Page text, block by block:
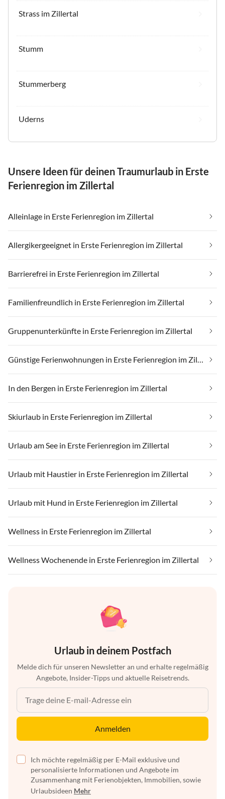
Strass im Zillertal
Stumm
Stummerberg
Uderns
Unsere Ideen für deinen Traumurlaub in Erste
Ferienregion im Zillertal
Alleinlage in Erste Ferienregion im Zillertal
Allergikergeeignet in Erste Ferienregion im Zillertal
Barrierefrei in Erste Ferienregion im Zillertal
Familienfreundlich in Erste Ferienregion im Zillertal
Gruppenunterkünfte in Erste Ferienregion im Zillertal
Günstige Ferienwohnungen in Erste Ferienregion im Zillertal
In den Bergen in Erste Ferienregion im Zillertal
Skiurlaub in Erste Ferienregion im Zillertal
Urlaub am See in Erste Ferienregion im Zillertal
Urlaub mit Haustier in Erste Ferienregion im Zillertal
Urlaub mit Hund in Erste Ferienregion im Zillertal
Wellness in Erste Ferienregion im Zillertal
Wellness Wochenende in Erste Ferienregion im Zillertal
Urlaub in deinem Postfach
Melde dich für unseren Newsletter an und erhalte regelmäßig
Angebote, Insider-Tipps und aktuelle Reisetrends.
Anmelden
Ich möchte regelmäßig per E-Mail exklusive und
personalisierte Informationen und Angebote im
Zusammenhang mit Ferienobjekten, Immobilien, sowie
Urlaubsideen Mehr